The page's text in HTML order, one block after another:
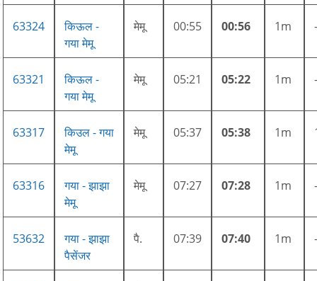
63324
किऊल -
गया मेमू
मेमू 00:55 00:56 1m
63321
किऊल -
गया मेमू
मेमू 05:21 05:22 1m
63317
किउल - गया
मेमू
मेमू 05:37 05:38 1m
63316
गया - झाझा
मेमू
मेमू 07:27 07:28 1m
53632
गया - झाझा
पैसेंजर
पै. 07:39 07:40 1m